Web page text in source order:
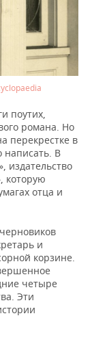
поутих,
романа. Но
перекрестке в
написать. В
издательство
которую
отца и
и
корзине.
четыре
Эти